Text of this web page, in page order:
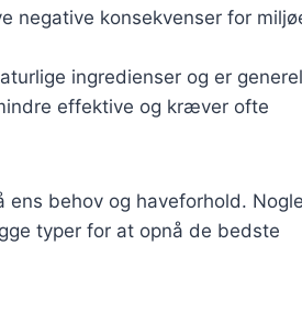
negative konsekvenser for
ingredienser og er
effektive og kræver ofte
behov og haveforhold. Nogle
typer for at opnå de bedste